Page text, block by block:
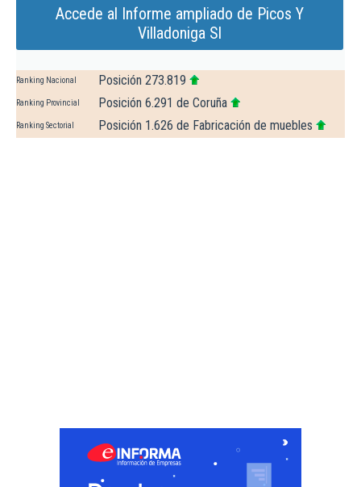
Accede al Informe ampliado de Picos Y
Villadoniga Sl
Ranking Nacional Posición 273.819
Ranking Provincial Posición 6.291 de Coruña
Ranking Sectorial Posición 1.626 de Fabricación de muebles